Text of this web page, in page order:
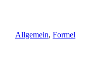
Allgemein, Formel